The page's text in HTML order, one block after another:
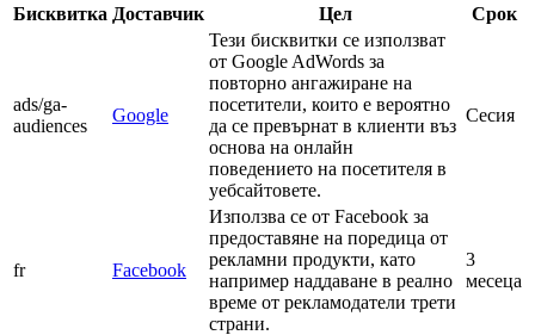
Бисквитка Доставчик Цел Срок
ads/ga-
audiences
Google
Тези бисквитки се използват
от Google AdWords за
повторно ангажиране на
посетители, които е вероятно
да се превърнат в клиенти въз
основа на онлайн
поведението на посетителя в
уебсайтовете.
Сесия
fr Facebook
Използва се от Facebook за
предоставяне на поредица от
рекламни продукти, като
например наддаване в реално
време от рекламодатели трети
страни.
3
месеца